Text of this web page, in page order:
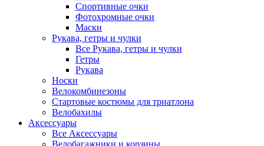
Спортивные очки
Фотохромные очки
Маски
Рукава, гетры и чулки
Все Рукава, гетры и чулки
Гетры
Рукава
Носки
Велокомбинезоны
Стартовые костюмы для триатлона
Велобахилы
Аксессуары
Все Аксессуары
Велобагажники и корзины